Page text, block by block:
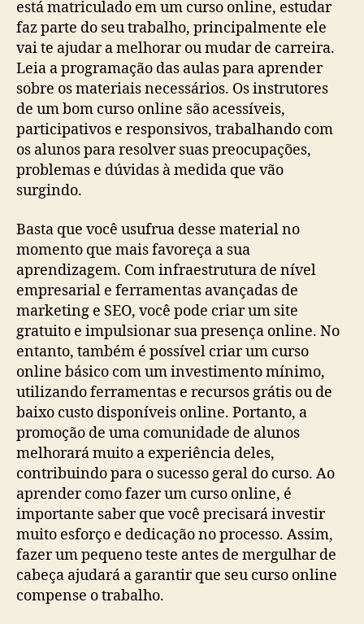
está matriculado em um curso online, estudar
faz parte do seu trabalho, principalmente ele
vai te ajudar a melhorar ou mudar de carreira.
Leia a programação das aulas para aprender
sobre os materiais necessários. Os instrutores
de um bom curso online são acessíveis,
participativos e responsivos, trabalhando com
os alunos para resolver suas preocupações,
problemas e dúvidas à medida que vão
surgindo.
Basta que você usufrua desse material no
momento que mais favoreça a sua
aprendizagem. Com infraestrutura de nível
empresarial e ferramentas avançadas de
marketing e SEO, você pode criar um site
gratuito e impulsionar sua presença online. No
entanto, também é possível criar um curso
online básico com um investimento mínimo,
utilizando ferramentas e recursos grátis ou de
baixo custo disponíveis online. Portanto, a
promoção de uma comunidade de alunos
melhorará muito a experiência deles,
contribuindo para o sucesso geral do curso. Ao
aprender como fazer um curso online, é
importante saber que você precisará investir
muito esforço e dedicação no processo. Assim,
fazer um pequeno teste antes de mergulhar de
cabeça ajudará a garantir que seu curso online
compense o trabalho.